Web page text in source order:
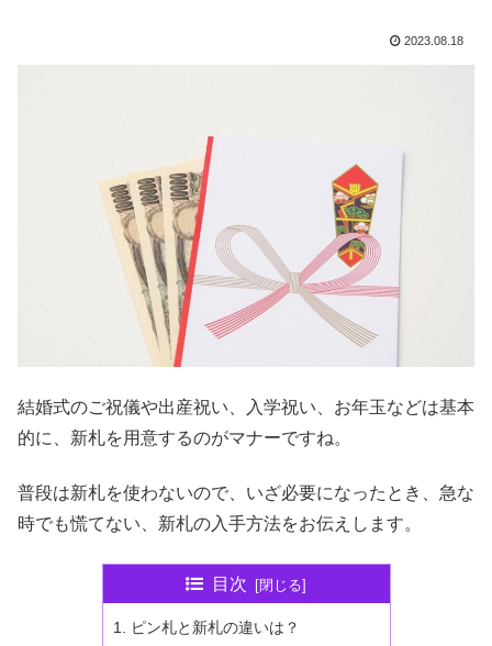
2023.08.18
結婚式のご祝儀や出産祝い、入学祝い、お年玉などは基本
的に、新札を用意するのがマナーですね。
普段は新札を使わないので、いざ必要になったとき、急な
時でも慌てない、新札の入手方法をお伝えします。
目次
ピン札と新札の違いは？